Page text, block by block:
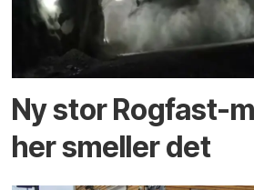
Ny stor Rogfast-
her smeller det